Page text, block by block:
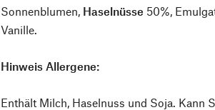
Sonnenblumen, Haselnüsse 50%,
Vanille.
Hinweis Allergene:
Enthält Milch, Haselnuss und Soja. Kann